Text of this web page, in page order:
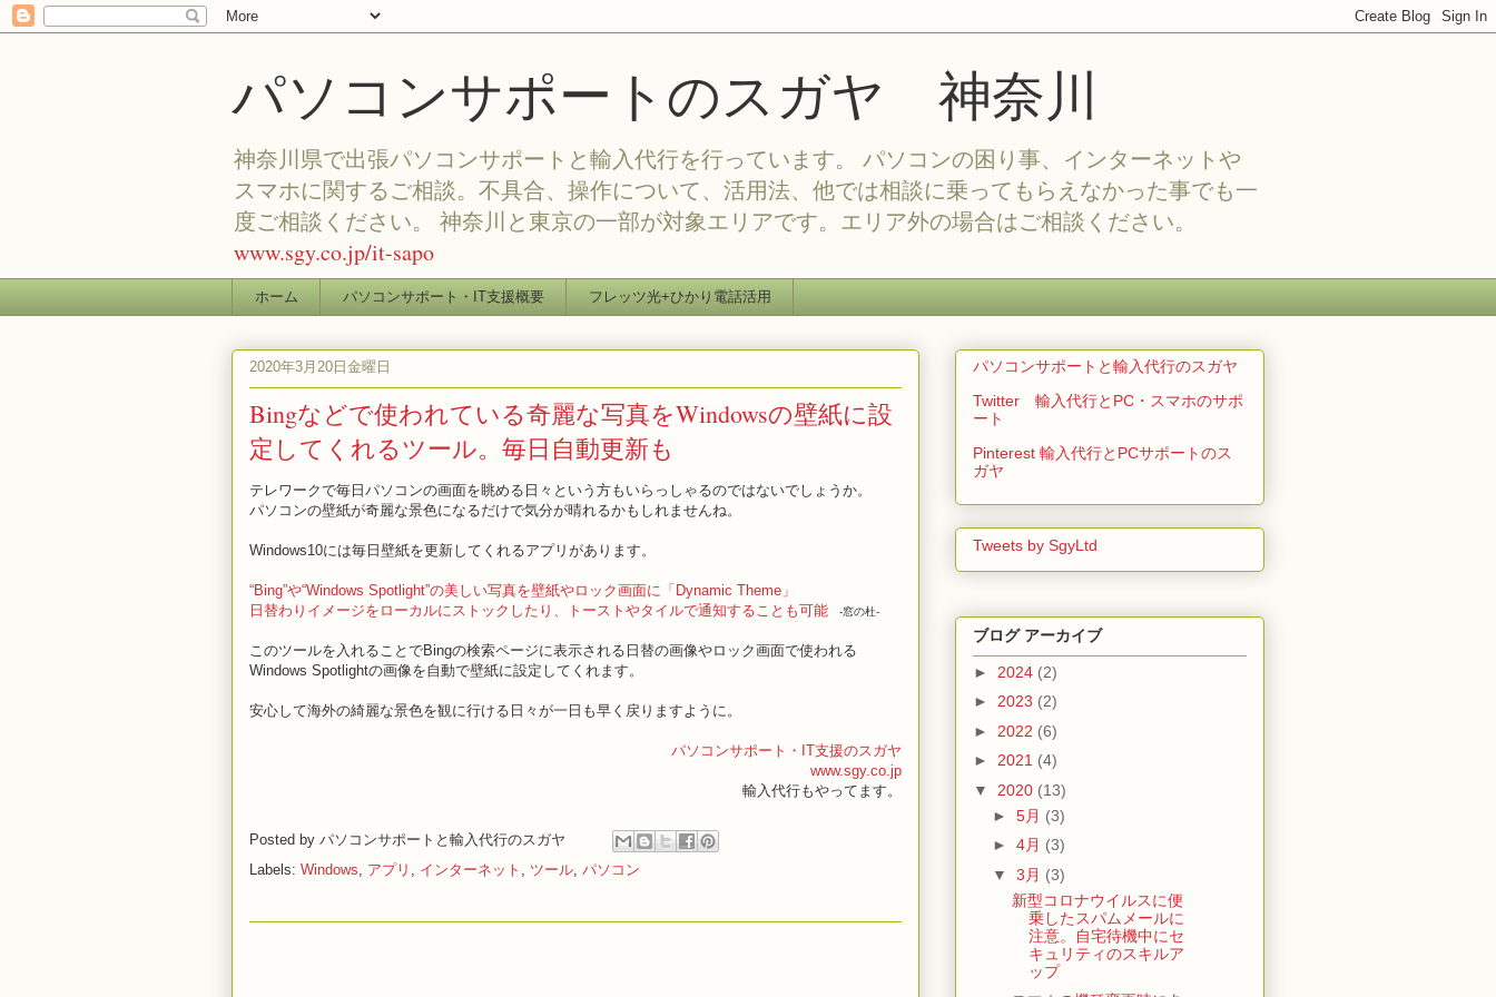
パソコンサポートのスガヤ 神奈川
神奈川県で出張パソコンサポートと輸入代行を行っています。 パソコンの困り事、インターネットや
スマホに関するご相談。不具合、操作について、活用法、他では相談に乗ってもらえなかった事でも一
度ご相談ください。 神奈川と東京の一部が対象エリアです。エリア外の場合はご相談ください。
www.sgy.co.jp/it-sapo
ホーム パソコンサポート・IT支援概要 フレッツ光+ひかり電話活用
2020年3月20日金曜日
Bingなどで使われている奇麗な写真をWindowsの壁紙に設
定してくれるツール。毎日自動更新も
テレワークで毎日パソコンの画面を眺める日々という方もいらっしゃるのではないでしょうか。
パソコンの壁紙が奇麗な景色になるだけで気分が晴れるかもしれませんね。
Windows10には毎日壁紙を更新してくれるアプリがあります。
“Bing”や“Windows Spotlight”の美しい写真を壁紙やロック画面に「Dynamic Theme」
日替わりイメージをローカルにストックしたり、トーストやタイルで通知することも可能 -窓の杜-
このツールを入れることでBingの検索ページに表示される日替の画像やロック画面で使われる
Windows Spotlightの画像を自動で壁紙に設定してくれます。
安心して海外の綺麗な景色を観に行ける日々が一日も早く戻りますように。
パソコンサポート・IT支援のスガヤ
www.sgy.co.jp
輸入代行もやってます。
Posted by パソコンサポートと輸入代行のスガヤ
Labels: Windows アプリ インターネット ツール パソコン
パソコンサポートと輸入代行のスガヤ
Twitter 輸入代行とPC・スマホのサポ
ート
Pinterest 輸入代行とPCサポートのス
ガヤ
Tweets by SgyLtd
ブログ アーカイブ
► 2024 (2)
► 2023 (2)
► 2022 (6)
► 2021 (4)
▼ 2020 (13)
► 5月 (3)
► 4月 (3)
▼ 3月 (3)
新型コロナウイルスに便
乗したスパムメールに
注意。自宅待機中にセ
キュリティのスキルア
ップ